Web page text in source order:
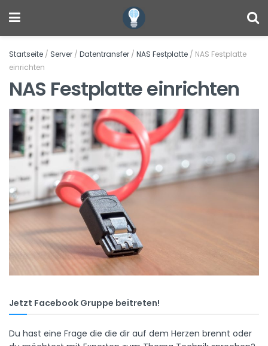
Startseite / Server / Datentransfer / NAS Festplatte / NAS Festplatte
einrichten
NAS Festplatte einrichten
Jetzt Facebook Gruppe beitreten!
Du hast eine Frage die die dir auf dem Herzen brennt oder